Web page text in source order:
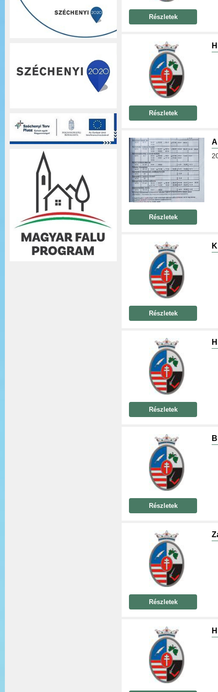
Részletek
Részletek
Részletek
Részletek
Részletek
Részletek
Részletek